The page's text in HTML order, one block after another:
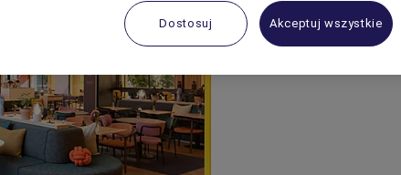
Dostosuj Akceptuj wszystkie